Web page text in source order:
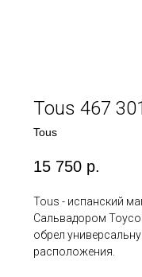
Tous 467
Tous
15 750 р.
Tous - испанский
Сальвадором
обрел
расположения.